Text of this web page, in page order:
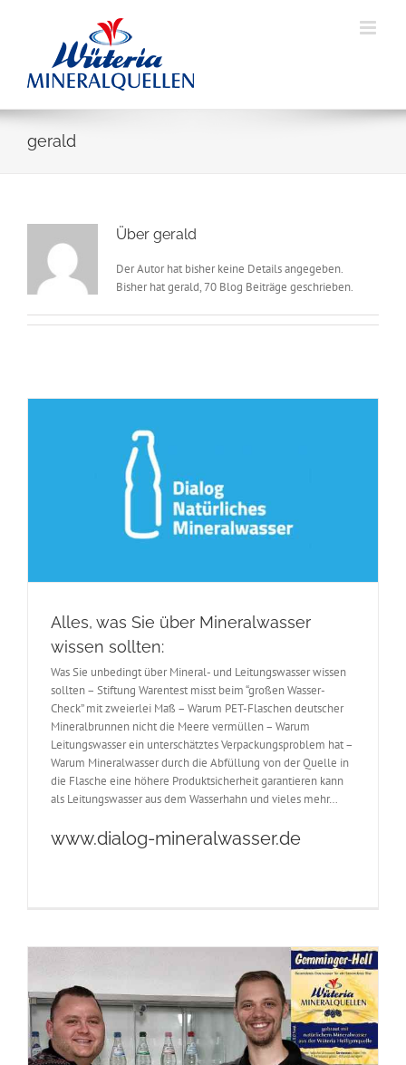
gerald
Über gerald
Der Autor hat bisher keine Details angegeben.
Bisher hat gerald, 70 Blog Beiträge geschrieben.
Alles, was Sie über Mineralwasser
wissen sollten:
Was Sie unbedingt über Mineral- und Leitungswasser wissen
sollten – Stiftung Warentest misst beim “großen Wasser-
Check” mit zweierlei Maß – Warum PET-Flaschen deutscher
Mineralbrunnen nicht die Meere vermüllen – Warum
Leitungswasser ein unterschätztes Verpackungsproblem hat –
Warum Mineralwasser durch die Abfüllung von der Quelle in
die Flasche eine höhere Produktsicherheit garantieren kann
als Leitungswasser aus dem Wasserhahn und vieles mehr…
www.dialog-mineralwasser.de